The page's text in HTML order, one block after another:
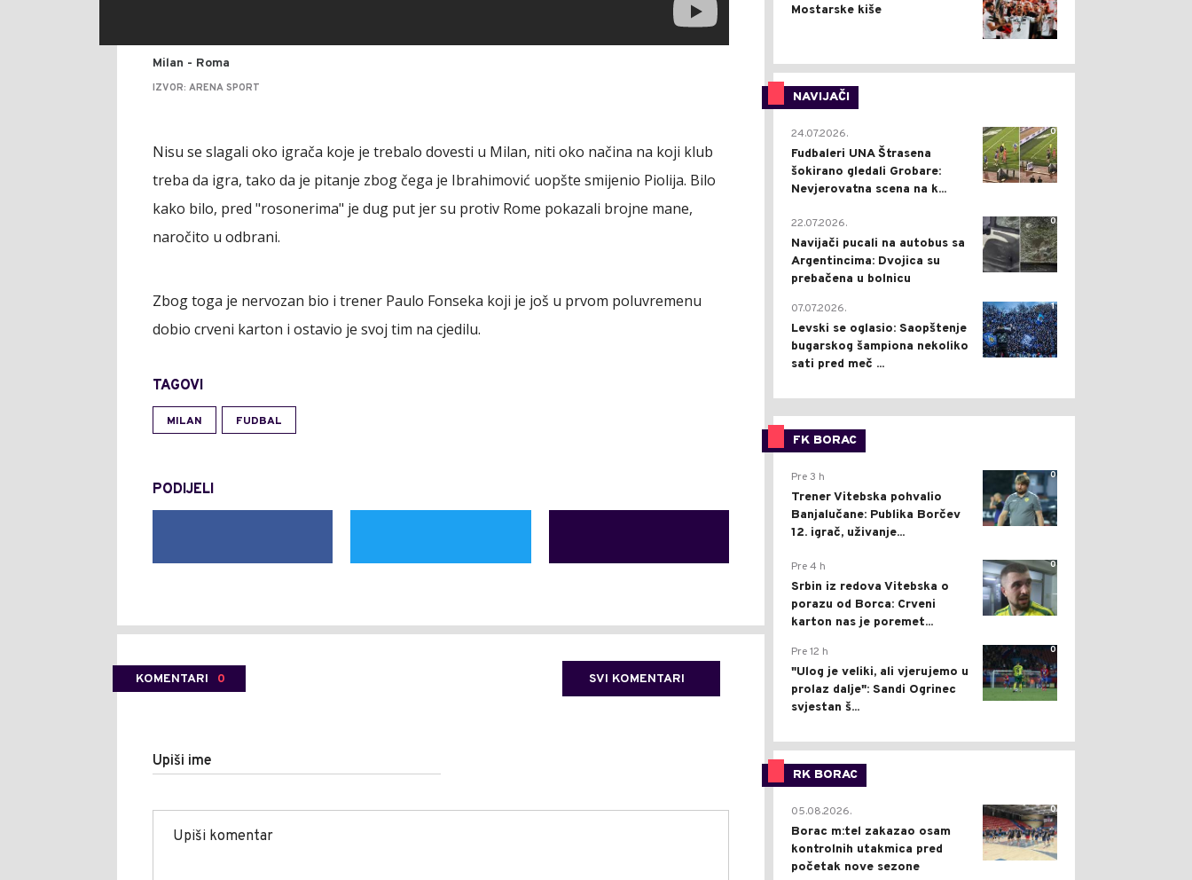
Milan - Roma
IZVOR: ARENA SPORT
Nisu se slagali oko igrača koje je trebalo dovesti u Milan, niti oko načina na koji klub
treba da igra, tako da je pitanje zbog čega je Ibrahimović uopšte smijenio Piolija. Bilo
kako bilo, pred "rosonerima" je dug put jer su protiv Rome pokazali brojne mane,
naročito u odbrani.
Zbog toga je nervozan bio i trener Paulo Fonseka koji je još u prvom poluvremenu
dobio crveni karton i ostavio je svoj tim na cjedilu.
TAGOVI
MILAN FUDBAL
PODIJELI
KOMENTARI 0 SVI KOMENTARI
Upiši ime
Mostarske kiše
NAVIJAČI
0
24.07.2026.
Fudbaleri UNA Štrasena
šokirano gledali Grobare:
Nevjerovatna scena na k...
0
22.07.2026.
Navijači pucali na autobus sa
Argentincima: Dvojica su
prebačena u bolnicu
1
07.07.2026.
Levski se oglasio: Saopštenje
bugarskog šampiona nekoliko
sati pred meč ...
FK BORAC
0
Pre 3 h
Trener Vitebska pohvalio
Banjalučane: Publika Borčev
12. igrač, uživanje...
0
Pre 4 h
Srbin iz redova Vitebska o
porazu od Borca: Crveni
karton nas je poremet...
0
Pre 12 h
"Ulog je veliki, ali vjerujemo u
prolaz dalje": Sandi Ogrinec
svjestan š...
RK BORAC
0
05.08.2026.
Borac m:tel zakazao osam
kontrolnih utakmica pred
početak nove sezone